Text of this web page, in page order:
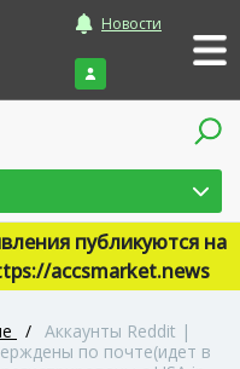
Новости
Войти
публикуются на
accsmarket.news
/ Аккаунты Reddit |
по почте(идет в